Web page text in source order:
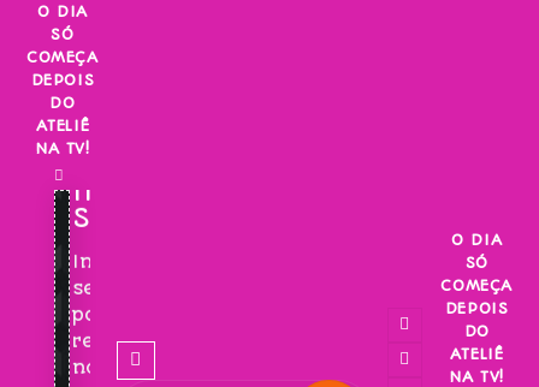
Skip
content
O DIA
SÓ
COMEÇA
DEPOIS
DO
ATELIÊ
NA TV!
INSCREVA-
SE!
Inscreva-
se
para
receber
novidades!
O DIA
SÓ
COMEÇA
DEPOIS
DO
ATELIÊ
NA TV!